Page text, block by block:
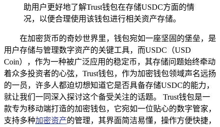
助用户更好地了解Trust钱包在存储USDC方面的情
况，以便合理使用该钱包进行相关资产存储。
在加密货币的奇妙世界里，钱包宛如一座坚固的堡垒，是
用户存储与管理数字资产的关键工具，而USDC（USD
Coin），作为一种被广泛应用的稳定币，其存储问题始终牵动
着众多投资者的心弦，Trust钱包，作为加密钱包领域声名远扬
的一员，许多人都迫切想知道它是否具备存储USDC的能力，
就让我们一同深入探讨这个备受关注的话题。 Trust钱包是一
款专为移动端打造的加密钱包，它宛如一位贴心的数字管家，
支持多种加密资产的管理，其界面简洁易懂，操作方便快捷，